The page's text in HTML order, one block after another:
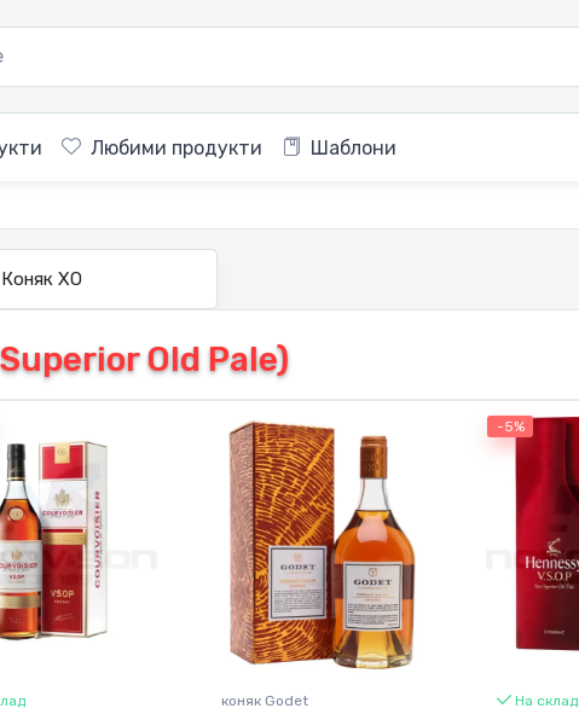
Любими продукти Шаблони
Коняк XO
Old Pale)
коняк Godet
-5%
На склад